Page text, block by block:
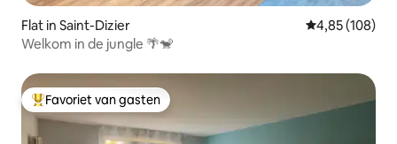
Flat in Saint-Dizier Gemiddelde
4,85 (108)
Welkom in de jungle 🌴🐒
Topfavoriet van gasten
Favoriet van gasten